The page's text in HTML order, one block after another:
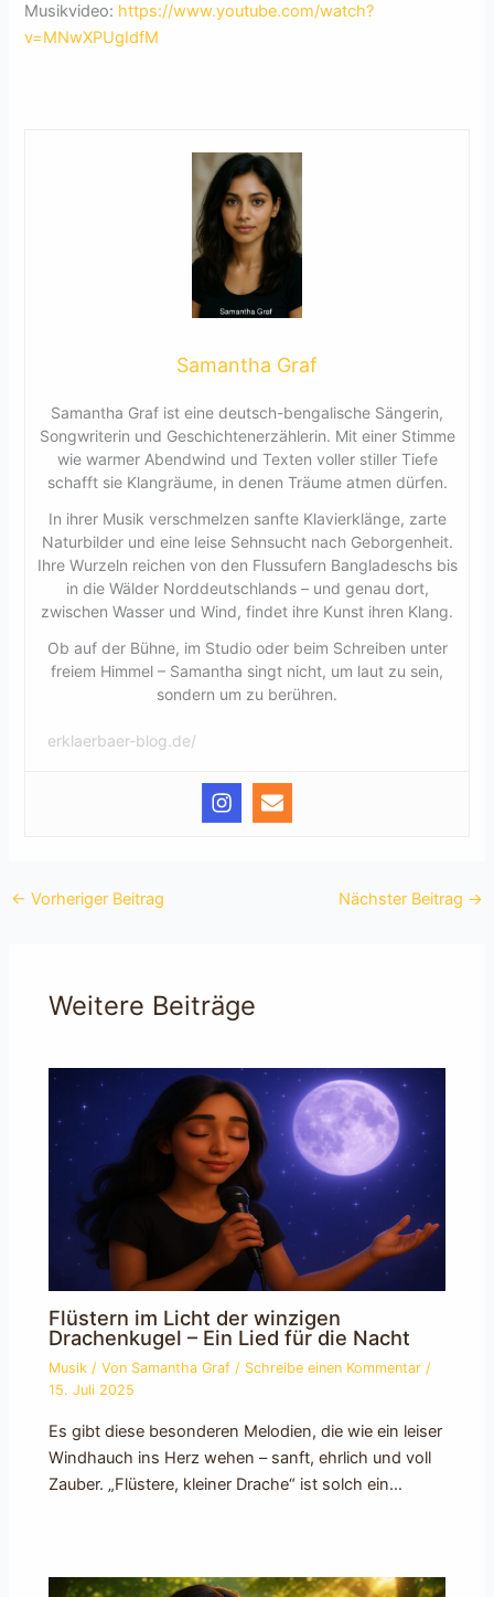
Musikvideo: https://www.youtube.com/watch?
v=MNwXPUgIdfM
Samantha Graf
Samantha Graf ist eine deutsch-bengalische Sängerin,
Songwriterin und Geschichtenerzählerin. Mit einer Stimme
wie warmer Abendwind und Texten voller stiller Tiefe
schafft sie Klangräume, in denen Träume atmen dürfen.
In ihrer Musik verschmelzen sanfte Klavierklänge, zarte
Naturbilder und eine leise Sehnsucht nach Geborgenheit.
Ihre Wurzeln reichen von den Flussufern Bangladeschs bis
in die Wälder Norddeutschlands – und genau dort,
zwischen Wasser und Wind, findet ihre Kunst ihren Klang.
Ob auf der Bühne, im Studio oder beim Schreiben unter
freiem Himmel – Samantha singt nicht, um laut zu sein,
sondern um zu berühren.
erklaerbaer-blog.de/
← Vorheriger Beitrag Nächster Beitrag →
Weitere Beiträge
Flüstern im Licht der winzigen
Drachenkugel – Ein Lied für die Nacht
Musik / Von Samantha Graf/ Schreibe einen Kommentar /
15. Juli 2025
Es gibt diese besonderen Melodien, die wie ein leiser
Windhauch ins Herz wehen – sanft, ehrlich und voll
Zauber. „Flüstere, kleiner Drache“ ist solch ein…